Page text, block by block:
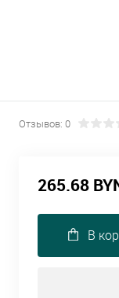
Отзывов: 0
265.68
В